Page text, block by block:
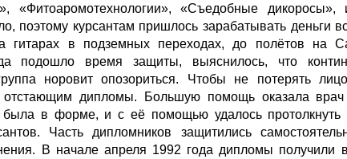
«Фитоаромотехнологии», «Съедобные
поэтому курсантам пришлось зарабатывать деньги
в подземных переходах, до полётов на
подошло время защиты, выяснилось, что
норовит опозориться. Чтобы не потерять
отстающим дипломы. Большую помощь оказала
в форме, и с её помощью удалось протолкнуть
Часть дипломников защитились
В начале апреля 1992 года дипломы